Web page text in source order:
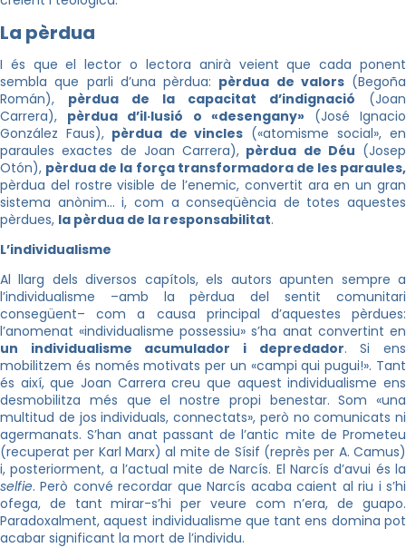
La pèrdua
I és que el lector o lectora anirà veient que cada ponent
sembla que parli d’una pèrdua: pèrdua de valors(Begoña
Román), pèrdua de la capacitat d’indignació (Joan
Carrera), pèrdua d’il·lusió o «desengany» (José Ignacio
González Faus),pèrdua de vincles («atomisme social», en
paraules exactes de Joan Carrera), pèrdua de Déu (Josep
Otón), pèrdua de la força transformadora de les paraules,
pèrdua del rostre visible de l’enemic, convertit ara en un gran
sistema anònim… i, com a conseqüència de totes aquestes
pèrdues, la pèrdua de la responsabilitat.
L’individualisme
Al llarg dels diversos capítols, els autors apunten sempre a
l’individualisme –amb la pèrdua del sentit comunitari
consegüent– com a causa principal d’aquestes pèrdues:
l’anomenat «individualisme possessiu» s’ha anat convertint en
un individualisme acumulador i depredador. Si ens
mobilitzem és només motivats per un «campi qui pugui!». Tant
és així, que Joan Carrera creu que aquest individualisme ens
desmobilitza més que el nostre propi benestar. Som «una
multitud de jos individuals, connectats», però no comunicats ni
agermanats. S’han anat passant de l’antic mite de Prometeu
(recuperat per Karl Marx) al mite de Sísif (reprès per A. Camus)
i, posteriorment, a l’actual mite de Narcís. El Narcís d’avui és la
selfie. Però convé recordar que Narcís acaba caient al riu i s’hi
ofega, de tant mirar-s’hi per veure com n’era, de guapo.
Paradoxalment, aquest individualisme que tant ens domina pot
acabar significant la mort de l’individu.